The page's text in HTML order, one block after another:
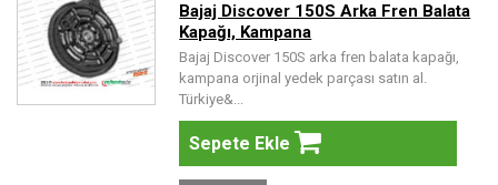
Bajaj Discover 150S Arka Fren Balata
Kapağı, Kampana
Bajaj Discover 150S arka fren balata kapağı,
kampana orjinal yedek parçası satın al.
Türkiye&...
Sepete Ekle